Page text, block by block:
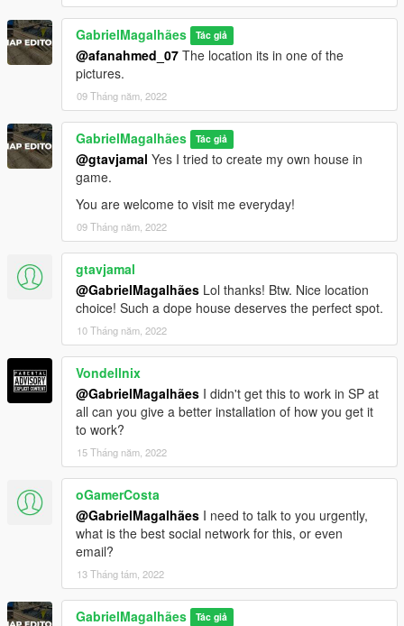
GabrielMagalhães Tác giả
@afanahmed_07 The location its in one of the
pictures.
09 Tháng năm, 2022
GabrielMagalhães Tác giả
@gtavjamal Yes I tried to create my own house in
game.
You are welcome to visit me everyday!
09 Tháng năm, 2022
gtavjamal
@GabrielMagalhães Lol thanks! Btw. Nice location
choice! Such a dope house deserves the perfect spot.
10 Tháng năm, 2022
Vondellnix
@GabrielMagalhães I didn't get this to work in SP at
all can you give a better installation of how you get it
to work?
15 Tháng năm, 2022
oGamerCosta
@GabrielMagalhães I need to talk to you urgently,
what is the best social network for this, or even
email?
13 Tháng tám, 2022
GabrielMagalhães Tác giả